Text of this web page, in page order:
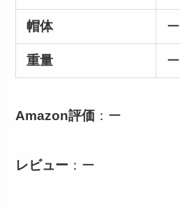
帽体 ー
重量 ー
Amazon評価 ：ー
レビュー ：ー